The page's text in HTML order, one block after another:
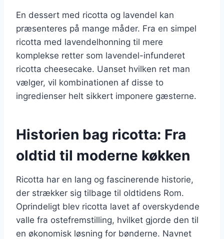
En dessert med ricotta og lavendel kan
præsenteres på mange måder. Fra en simpel
ricotta med lavendelhonning til mere
komplekse retter som lavendel-infunderet
ricotta cheesecake. Uanset hvilken ret man
vælger, vil kombinationen af disse to
ingredienser helt sikkert imponere gæsterne.
Historien bag ricotta: Fra
oldtid til moderne køkken
Ricotta har en lang og fascinerende historie,
der strækker sig tilbage til oldtidens Rom.
Oprindeligt blev ricotta lavet af overskydende
valle fra ostefremstilling, hvilket gjorde den til
en økonomisk løsning for bønderne. Navnet